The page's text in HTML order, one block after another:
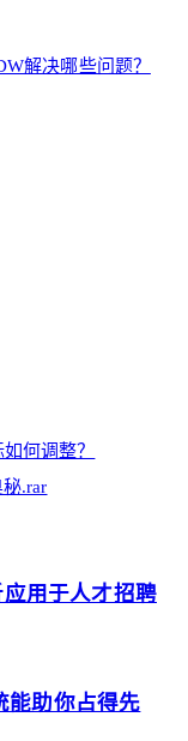
解决哪些问题？
何调整？
.rar
用于人才招聘
能助你占得先